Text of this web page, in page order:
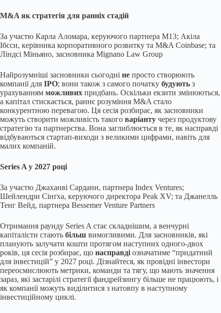
M&A як стратегія для ранніх стадій
За участю Карла Аломара, керуючого партнера M13; Акіла
Ібсси, керівника корпоративного розвитку та M&A Coinbase; та
Ліндсі Міньяно, засновника Mignano Law Group
Найрозумніші засновники сьогодні не просто створюють
компанії для IPO; вони також з самого початку будують з
урахуванням можливих придбань. Оскільки екзити змінюються,
а капітал стискається, раннє розуміння M&A стало
конкурентною перевагою. Ця сесія розбирає, як засновники
можуть створити можливість такого варіанту через продуктову
стратегію та партнерства. Вона заглиблюється в те, як насправді
відбуваються стартап-виходи з великими цифрами, навіть для
малих компаній.
Series A у 2027 році
За участю Джаханві Сардани, партнера Index Ventures;
Шейлендри Сінґха, керуючого директора Peak XV; та Джанелль
Тенг Вейд, партнера Bessemer Venture Partners
Отримання раунду Series A стає складнішим, а венчурні
капіталісти стають більш вимогливими. Для засновників, які
планують залучати кошти протягом наступних одного-двох
років, ця сесія розбирає, що насправдіозначатиме “придатний
для інвестицій” у 2027 році. Дізнайтеся, як провідні інвестори
переосмислюють метрики, команди та тягу, що мають значення
зараз, які застарілі стратегії фандрейзингу більше не працюють, і
як компанії можуть виділитися з натовпу в наступному
інвестиційному циклі.